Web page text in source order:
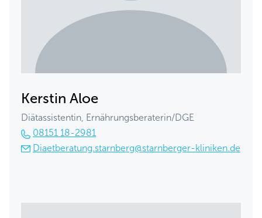
Kerstin Aloe
Diätassistentin, Ernährungsberaterin/DGE
08151 18-2981
Diaetberatung.starnberg@starnberger-kliniken.de